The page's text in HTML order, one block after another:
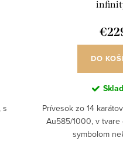
s
DO
Prívesok zo 14
Au585/1000, v
symbolom